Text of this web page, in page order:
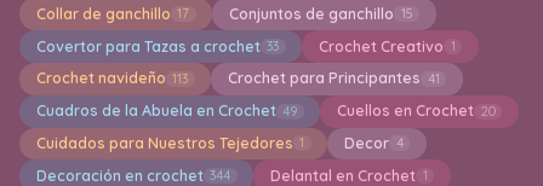
Collar de ganchillo 17 Conjuntos de ganchillo 15
Covertor para Tazas a crochet 33 Crochet Creativo 1
Crochet navideño 113 Crochet para Principantes 41
Cuadros de la Abuela en Crochet 49 Cuellos en Crochet 20
Cuidados para Nuestros Tejedores 1 Decor 4
Decoración en crochet 344 Delantal en Crochet 1